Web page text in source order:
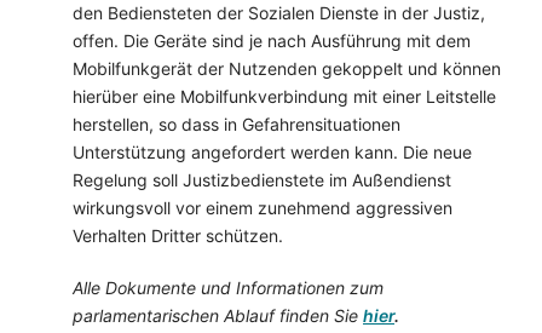
den Bediensteten der Sozialen Dienste in der Justiz,
offen. Die Geräte sind je nach Ausführung mit dem
Mobilfunkgerät der Nutzenden gekoppelt und können
hierüber eine Mobilfunkverbindung mit einer Leitstelle
herstellen, so dass in Gefahrensituationen
Unterstützung angefordert werden kann. Die neue
Regelung soll Justizbedienstete im Außendienst
wirkungsvoll vor einem zunehmend aggressiven
Verhalten Dritter schützen.
Alle Dokumente und Informationen zum
parlamentarischen Ablauf finden Sie hier.